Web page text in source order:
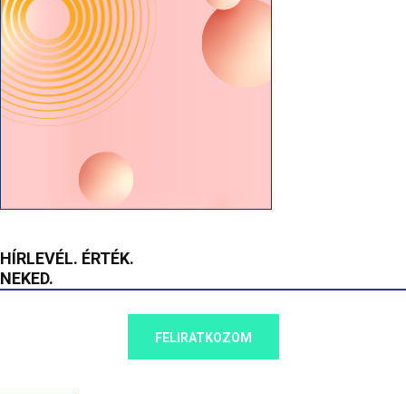
HÍRLEVÉL. ÉRTÉK.
NEKED.
FELIRATKOZOM